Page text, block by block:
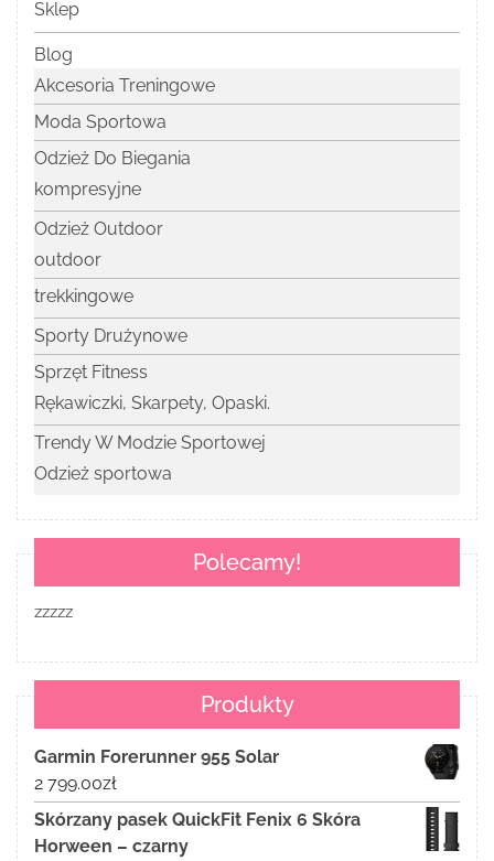
Sklep
Blog
Akcesoria Treningowe
Moda Sportowa
Odzież Do Biegania
kompresyjne
Odzież Outdoor
outdoor
trekkingowe
Sporty Drużynowe
Sprzęt Fitness
Rękawiczki, Skarpety, Opaski.
Trendy W Modzie Sportowej
Odzież sportowa
Polecamy!
zzzzz
Produkty
Garmin Forerunner 955 Solar
2 799.00zł
Skórzany pasek QuickFit Fenix 6 Skóra
Horween – czarny